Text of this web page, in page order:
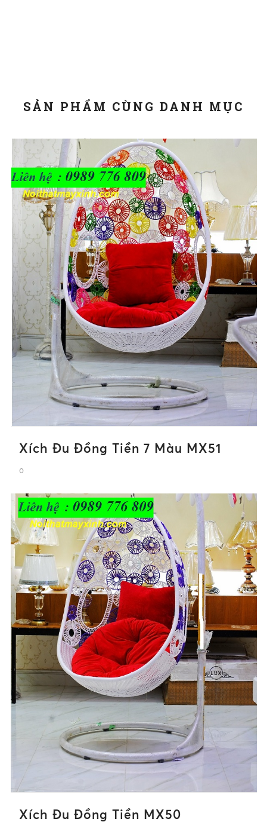
SẢN PHẨM CÙNG DANH MỤC
Xích Đu Đồng Tiền 7 Màu MX51
0
Xích Đu Đồng Tiền MX50